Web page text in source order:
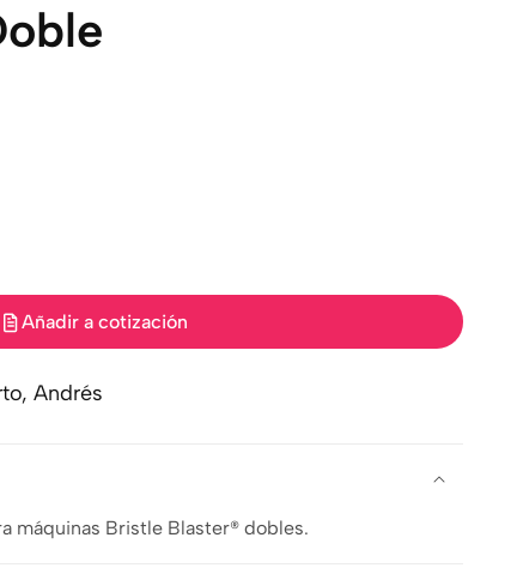
Añadir a cotización
Andrés
máquinas Bristle Blaster® dobles.